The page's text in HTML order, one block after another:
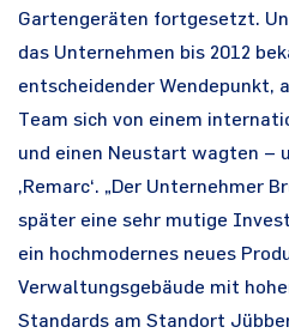
Gartengeräten fortgesetzt.
das Unternehmen bis 2012
entscheidender Wendepunkt,
Team sich von einem
und einen Neustart wagten –
‚Remarc‘. „Der Unternehmer
später eine sehr mutige
ein hochmodernes neues
Verwaltungsgebäude mit
Standards am Standort